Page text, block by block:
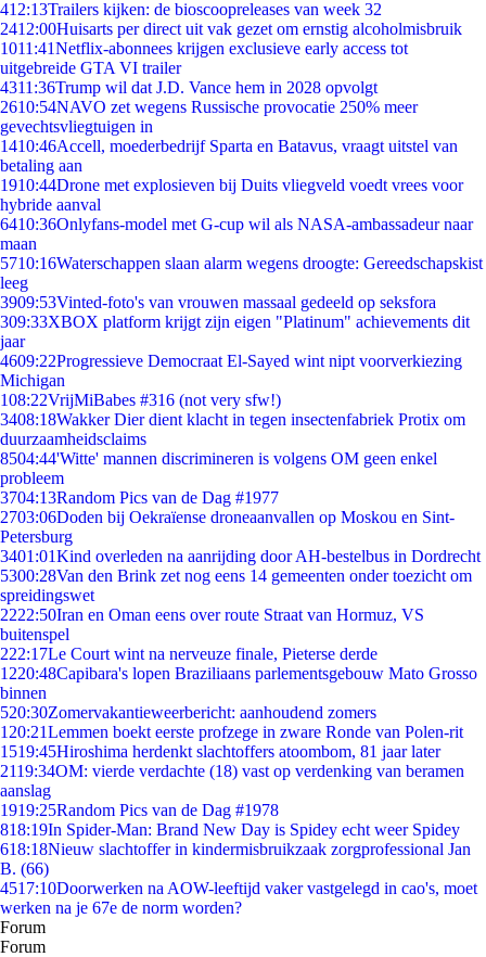
412:13Trailers kijken: de bioscoopreleases van week 32
2412:00Huisarts per direct uit vak gezet om ernstig alcoholmisbruik
1011:41Netflix-abonnees krijgen exclusieve early access tot
uitgebreide GTA VI trailer
4311:36Trump wil dat J.D. Vance hem in 2028 opvolgt
2610:54NAVO zet wegens Russische provocatie 250% meer
gevechtsvliegtuigen in
1410:46Accell, moederbedrijf Sparta en Batavus, vraagt uitstel van
betaling aan
1910:44Drone met explosieven bij Duits vliegveld voedt vrees voor
hybride aanval
6410:36Onlyfans-model met G-cup wil als NASA-ambassadeur naar
maan
5710:16Waterschappen slaan alarm wegens droogte: Gereedschapskist
leeg
3909:53Vinted-foto's van vrouwen massaal gedeeld op seksfora
309:33XBOX platform krijgt zijn eigen "Platinum" achievements dit
jaar
4609:22Progressieve Democraat El-Sayed wint nipt voorverkiezing
Michigan
108:22VrijMiBabes #316 (not very sfw!)
3408:18Wakker Dier dient klacht in tegen insectenfabriek Protix om
duurzaamheidsclaims
8504:44'Witte' mannen discrimineren is volgens OM geen enkel
probleem
3704:13Random Pics van de Dag #1977
2703:06Doden bij Oekraïense droneaanvallen op Moskou en Sint-
Petersburg
3401:01Kind overleden na aanrijding door AH-bestelbus in Dordrecht
5300:28Van den Brink zet nog eens 14 gemeenten onder toezicht om
spreidingswet
2222:50Iran en Oman eens over route Straat van Hormuz, VS
buitenspel
222:17Le Court wint na nerveuze finale, Pieterse derde
1220:48Capibara's lopen Braziliaans parlementsgebouw Mato Grosso
binnen
520:30Zomervakantieweerbericht: aanhoudend zomers
1 20:21Lemmen boekt eerste profzege in zware Ronde van Polen-rit
1519:45Hiroshima herdenkt slachtoffers atoombom, 81 jaar later
2119:34OM: vierde verdachte (18) vast op verdenking van beramen
aanslag
1919:25Random Pics van de Dag #1978
818:19In Spider-Man: Brand New Day is Spidey echt weer Spidey
618:18Nieuw slachtoffer in kindermisbruikzaak zorgprofessional Jan
B. (66)
4517:10Doorwerken na AOW-leeftijd vaker vastgelegd in cao's, moet
werken na je 67e de norm worden?
Forum
Forum